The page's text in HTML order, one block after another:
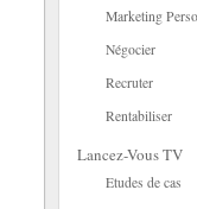
Marketing
Négocier
Recruter
Rentabiliser
Lancez-Vous TV
Etudes de cas